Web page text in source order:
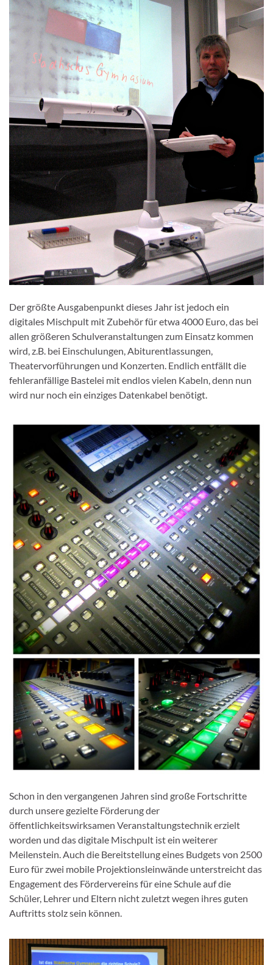
Der größte Ausgabenpunkt dieses Jahr ist jedoch ein
digitales Mischpult mit Zubehör für etwa 4000 Euro, das bei
allen größeren Schulveranstaltungen zum Einsatz kommen
wird, z.B. bei Einschulungen, Abiturentlassungen,
Theatervorführungen und Konzerten. Endlich entfällt die
fehleranfällige Bastelei mit endlos vielen Kabeln, denn nun
wird nur noch ein einziges Datenkabel benötigt.
Schon in den vergangenen Jahren sind große Fortschritte
durch unsere gezielte Förderung der
öffentlichkeitswirksamen Veranstaltungstechnik erzielt
worden und das digitale Mischpult ist ein weiterer
Meilenstein. Auch die Bereitstellung eines Budgets von 2500
Euro für zwei mobile Projektionsleinwände unterstreicht das
Engagement des Fördervereins für eine Schule auf die
Schüler, Lehrer und Eltern nicht zuletzt wegen ihres guten
Auftritts stolz sein können.